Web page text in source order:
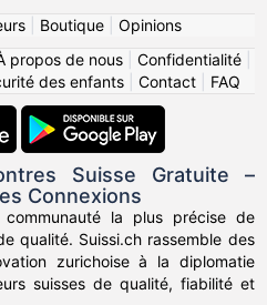
| Boutique| Opinions
propos de nous Confidentialité
des enfants| Contact| FAQ
Suisse Gratuite –
Connexions
la plus précise de
qualité. Suissi.ch rassemble des
zurichoise à la diplomatie
suisses de qualité, fiabilité et